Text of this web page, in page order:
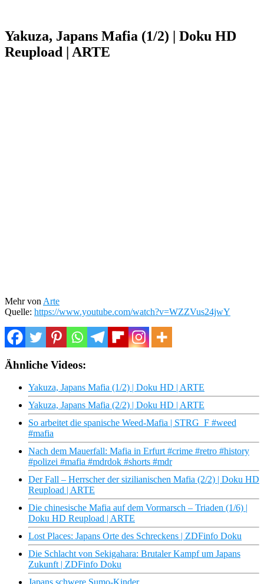
Yakuza, Japans Mafia (1/2) | Doku HD
Reupload | ARTE
Mehr von Arte
Quelle: https://www.youtube.com/watch?v=WZZVus24jwY
Ähnliche Videos:
Yakuza, Japans Mafia (1/2) | Doku HD | ARTE
Yakuza, Japans Mafia (2/2) | Doku HD | ARTE
So arbeitet die spanische Weed-Mafia | STRG_F #weed
#mafia
Nach dem Mauerfall: Mafia in Erfurt #crime #retro #history
#polizei #mafia #mdrdok #shorts #mdr
Der Fall – Herrscher der sizilianischen Mafia (2/2) | Doku HD
Reupload | ARTE
Die chinesische Mafia auf dem Vormarsch – Triaden (1/6) |
Doku HD Reupload | ARTE
Lost Places: Japans Orte des Schreckens | ZDFinfo Doku
Die Schlacht von Sekigahara: Brutaler Kampf um Japans
Zukunft | ZDFinfo Doku